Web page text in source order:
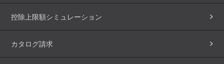
控除上限額シミュレーション
カタログ請求